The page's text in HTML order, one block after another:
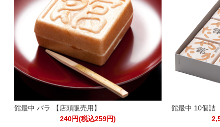
館最中 バラ 【店頭販売用】
240円(税込259円)
館最中 10個詰